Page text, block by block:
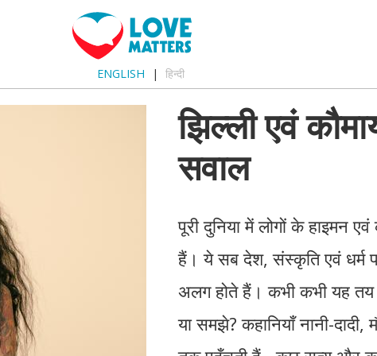
ENGLISH हिन्दी
झिल्ली एवं
सवाल
पूरी दुनिया में लोगों के हाइमन एवं
हैं। ये सब देश, संस्कृति एवं धर्म
अलग होते हैं। कभी कभी यह तय
या समझे? कहानियाँ नानी-